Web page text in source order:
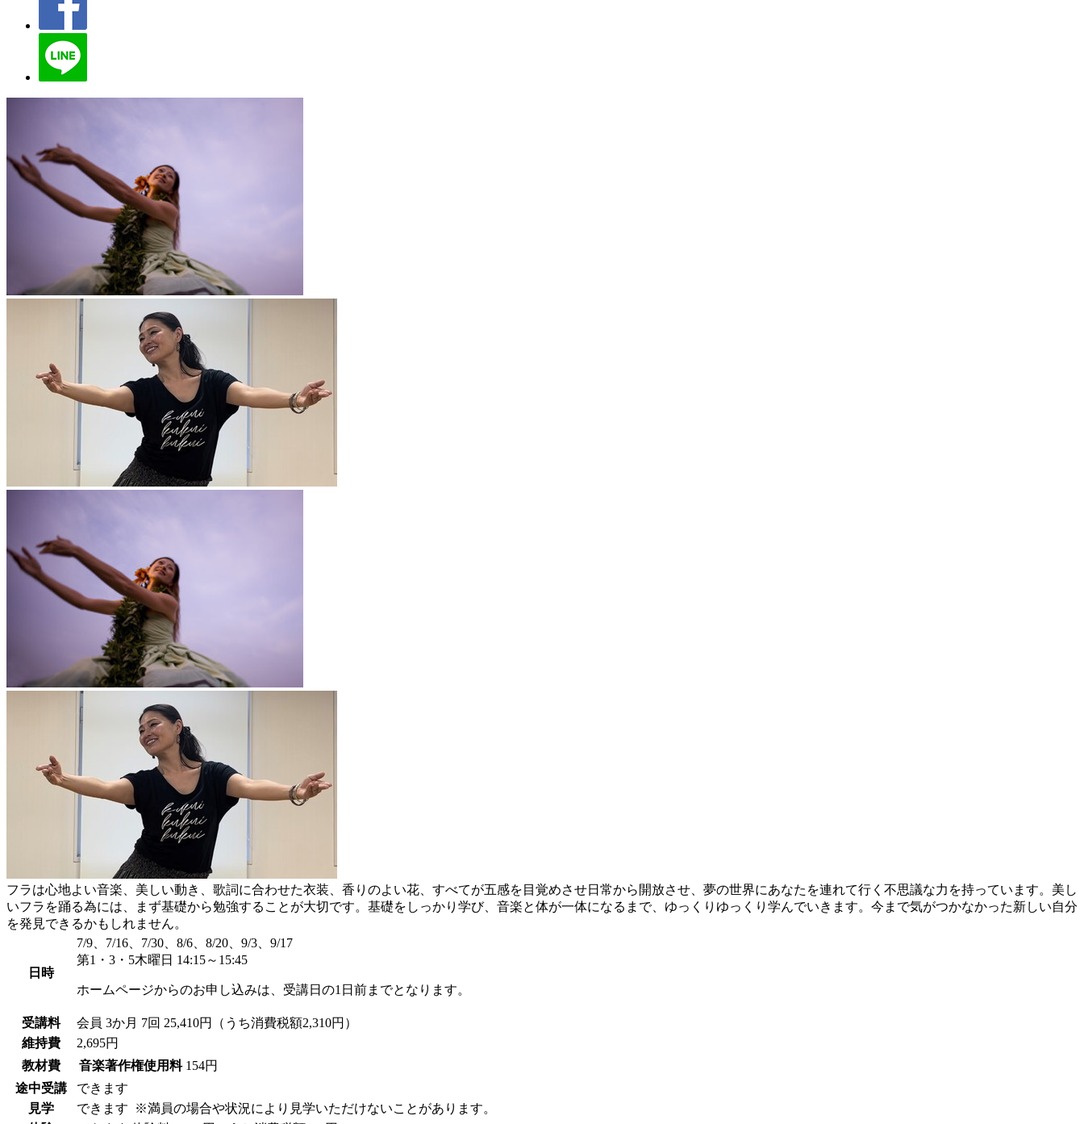
フラは心地よい音楽、美しい動き、歌詞に合わせた衣装、香りのよい花、すべてが五感を目覚めさせ日常から開放させ、夢の世界にあなたを連れて行く不思議な力を持っています。美し
いフラを踊る為には、まず基礎から勉強することが大切です。基礎をしっかり学び、音楽と体が一体になるまで、ゆっくりゆっくり学んでいきます。今まで気がつかなかった新しい自分
を発見できるかもしれません。
日時
7/9、7/16、7/30、8/6、8/20、9/3、9/17
第1・3・5木曜日 14:15～15:45
ホームページからのお申し込みは、受講日の1日前までとなります。
受講料 会員 3か月 7回 25,410円（うち消費税額2,310円）
維持費
2,695円
教材費
音楽著作権使用料 154円
途中受講
できます
見学
できます
※満員の場合や状況により見学いただけないことがあります。